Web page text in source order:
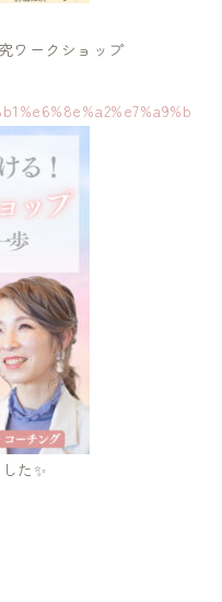
ワークショップ
た✨